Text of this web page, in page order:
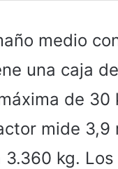
medio
una caja
de 30
mide 3,9
kg.